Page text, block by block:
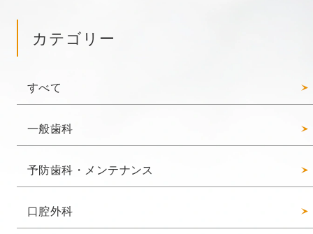
カテゴリー
すべて
一般歯科
予防歯科・メンテナンス
口腔外科